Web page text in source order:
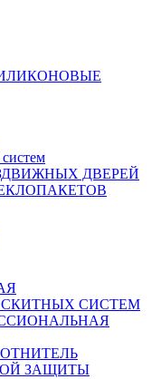
ДВЕРЕЙ
СИСТЕМ
ЗАЩИТЫ